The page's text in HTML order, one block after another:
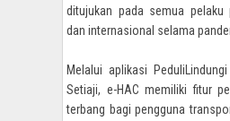
ditujukan pada semua pelaku
dan internasional selama
Melalui aplikasi
Setiaji, e-HAC memiliki fitur
terbang bagi pengguna